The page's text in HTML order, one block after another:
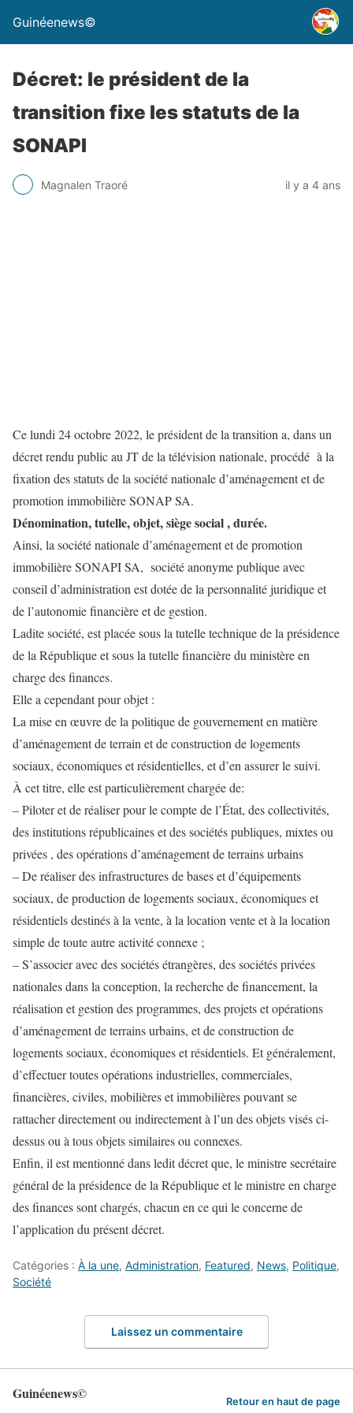
Guinéenews©
Décret: le président de la
transition fixe les statuts de la
SONAPI
Magnalen Traoré il y a 4 ans
Ce lundi 24 octobre 2022, le président de la transition a, dans un
décret rendu public au JT de la télévision nationale, procédé à la
fixation des statuts de la société nationale d’aménagement et de
promotion immobilière SONAP SA.
Dénomination, tutelle, objet, siège social , durée.
Ainsi, la société nationale d’aménagement et de promotion
immobilière SONAPI SA, société anonyme publique avec
conseil d’administration est dotée de la personnalité juridique et
de l’autonomie financière et de gestion.
Ladite société, est placée sous la tutelle technique de la présidence
de la République et sous la tutelle financière du ministère en
charge des finances.
Elle a cependant pour objet :
La mise en œuvre de la politique de gouvernement en matière
d’aménagement de terrain et de construction de logements
sociaux, économiques et résidentielles, et d’en assurer le suivi.
À cet titre, elle est particulièrement chargée de:
– Piloter et de réaliser pour le compte de l’État, des collectivités,
des institutions républicaines et des sociétés publiques, mixtes ou
privées , des opérations d’aménagement de terrains urbains
– De réaliser des infrastructures de bases et d’équipements
sociaux, de production de logements sociaux, économiques et
résidentiels destinés à la vente, à la location vente et à la location
simple de toute autre activité connexe ;
– S’associer avec des sociétés étrangères, des sociétés privées
nationales dans la conception, la recherche de financement, la
réalisation et gestion des programmes, des projets et opérations
d’aménagement de terrains urbains, et de construction de
logements sociaux, économiques et résidentiels. Et généralement,
d’effectuer toutes opérations industrielles, commerciales,
financières, civiles, mobilières et immobilières pouvant se
rattacher directement ou indirectement à l’un des objets visés ci-
dessus ou à tous objets similaires ou connexes.
Enfin, il est mentionné dans ledit décret que, le ministre secrétaire
général de la présidence de la République et le ministre en charge
des finances sont chargés, chacun en ce qui le concerne de
l’application du présent décret.
Catégories : À la une, Administration, Featured, News, Politique,
Société
Laissez un commentaire
Guinéenews© Retour en haut de page